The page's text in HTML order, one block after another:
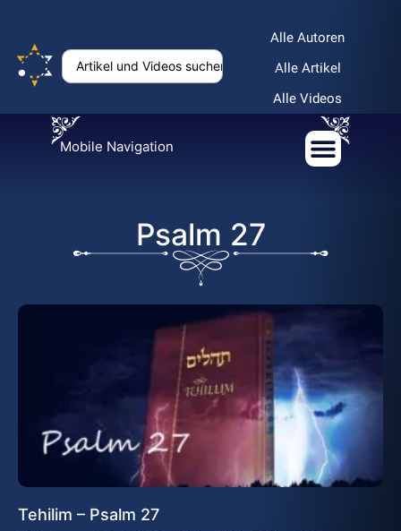
Alle Autoren
Alle Artikel
Alle Videos
Mobile Navigation
Psalm 27
Tehilim – Psalm 27